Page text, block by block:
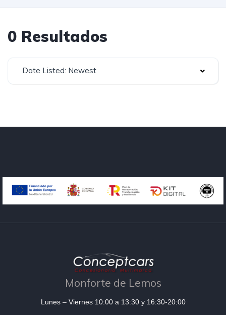
0 Resultados
Date Listed: Newest
Monforte de Lemos
Lunes – Viernes 10:00 a 13:30 y 16:30-20:00